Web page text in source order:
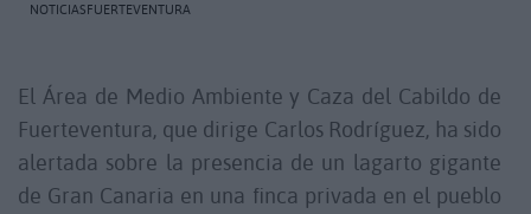
NOTICIASFUERTEVENTURA
El Área de Medio Ambiente y Caza del Cabildo de
Fuerteventura, que dirige Carlos Rodríguez, ha sido
alertada sobre la presencia de un lagarto gigante
de Gran Canaria en una finca privada en el pueblo